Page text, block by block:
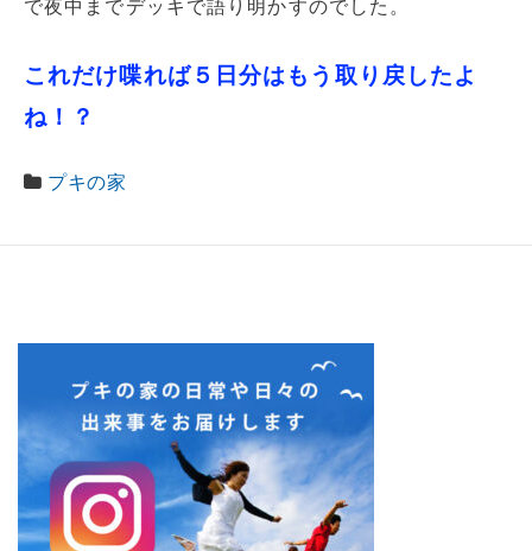
で夜中までデッキで語り明かすのでした。
これだけ喋れば５日分はもう取り戻したよ
ね！？
プキの家